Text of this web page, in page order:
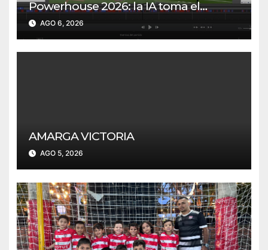
Powerhouse 2026: la IA toma el
control del juego
AGO 6, 2026
AMARGA VICTORIA
AGO 5, 2026